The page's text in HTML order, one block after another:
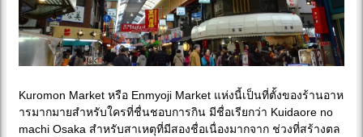
Kuromon Market หรือ Enmyoji Market แห่งนี้เป็นที่ตั้งของร้านอาห
ารมากมายสำหรับใครที่ชื่นชอบการกิน มีชื่อเรียกว่า Kuidaore no
machi Osaka สำหรับสาเหตุที่มีสองชื่อเนื่องมากจาก ช่วงที่สร้างตล